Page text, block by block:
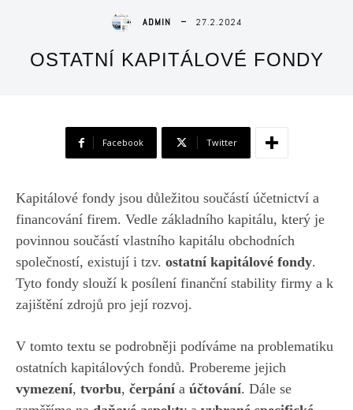
ADMIN 27.2.2024
OSTATNÍ KAPITÁLOVÉ FONDY
Facebook Twitter
Kapitálové fondy jsou důležitou součástí účetnictví a
financování firem. Vedle základního kapitálu, který je
povinnou součástí vlastního kapitálu obchodních
společností, existují i tzv. ostatní kapitálové fondy.
Tyto fondy slouží k posílení finanční stability firmy a k
zajištění zdrojů pro její rozvoj.
V tomto textu se podrobněji podíváme na problematiku
ostatních kapitálových fondů. Probereme jejich
vymezení, tvorbu, čerpání a účtování. Dále se